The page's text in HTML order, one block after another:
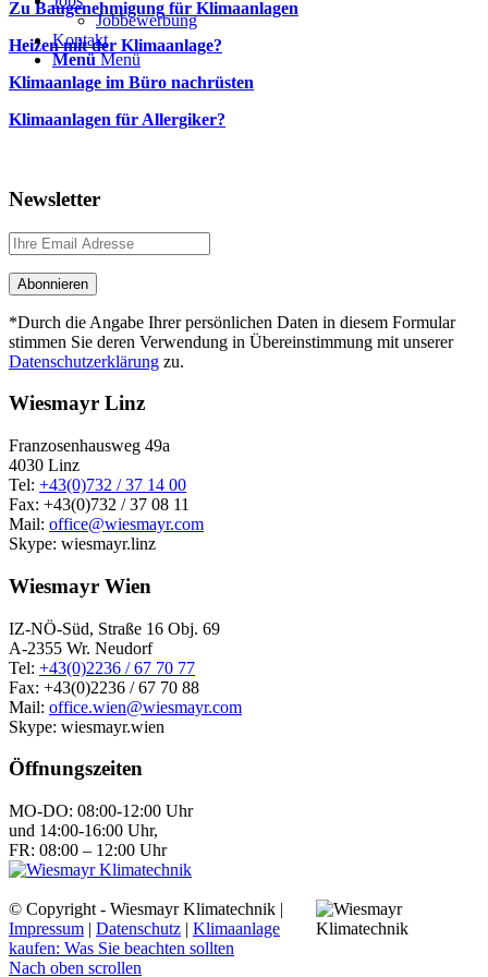
Jobbewerbung
Kontakt
Menü Menü
Zu Baugenehmigung für Klimaanlagen
Heizen mit der Klimaanlage?
Klimaanlage im Büro nachrüsten
Klimaanlagen für Allergiker?
Newsletter
*Durch die Angabe Ihrer persönlichen Daten in diesem Formular
stimmen Sie deren Verwendung in Übereinstimmung mit unserer
Datenschutzerklärung zu.
Wiesmayr Linz
Franzosenhausweg 49a
4030 Linz
Tel: +43(0)732 / 37 14 00
Fax: +43(0)732 / 37 08 11
Mail: office@wiesmayr.com
Skype: wiesmayr.linz
Wiesmayr Wien
IZ-NÖ-Süd, Straße 16 Obj. 69
A-2355 Wr. Neudorf
Tel: +43(0)2236 / 67 70 77
Fax: +43(0)2236 / 67 70 88
Mail: office.wien@wiesmayr.com
Skype: wiesmayr.wien
Öffnungszeiten
MO-DO: 08:00-12:00 Uhr
und 14:00-16:00 Uhr,
FR: 08:00 – 12:00 Uhr
© Copyright - Wiesmayr Klimatechnik |
Impressum | Datenschutz | Klimaanlage
kaufen: Was Sie beachten sollten
Nach oben scrollen